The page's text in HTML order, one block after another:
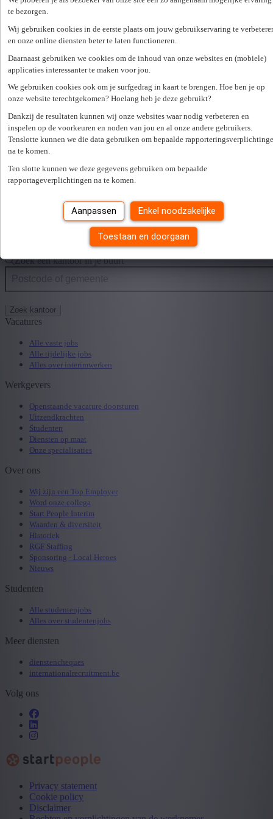
te bezorgen.
Wij gebruiken cookies in de eerste plaats om jouw gebruikservaring te
en onze online diensten beter te laten functioneren.
Daarnaast gebruiken we cookies om de inhoud van onze websites en (mobiele)
applicaties interessanter te maken voor jou.
We gebruiken cookies ook om je surfgedrag in kaart te brengen. Hoe ben je op
onze website terechtgekomen? Hoelang heb je deze gebruikt?
Dankzij de resultaten kunnen wij onze websites waar nodig verbeteren en
inspelen op de voorkeuren en noden van jou en al onze andere gebruikers.
Tenslotte kunnen we die data gebruiken om bepaalde
na te komen.
Ten slotte kunnen we deze gegevens gebruiken om bepaalde
rapportageverplichtingen na te komen.
Aanpassen Enkel noodzakelijke
Toestaan en doorgaan
Verkoper Verkoopster
Customer Service
Productiemedewerker
Logistiek Bediende
Monteur
Spontane sollicitatie
maken? Stuur vrijblijvend jouw gegevens door en we kijken samen
welke job het best bij je past.
Er is een fout opgetreden. Gelieve later opnieuw te proberen.
Zoek een kantoor in je buurt
Zoek kantoor
Vacatures
Alle vaste jobs
Alle tijdelijke jobs
Alles over interimwerken
Werkgevers
Openstaande vacature doorsturen
Uitzendkrachten
Studenten
Diensten op maat
Onze specialisaties
Over ons
Wij zijn een Top Employer
Word onze collega
Start People Interim
Waarden & diversiteit
Historiek
RGF Staffing
Sponsoring - Local Heroes
Nieuws
Studenten
Alle studentenjobs
Alles over studentenjobs
Meer diensten
dienstencheques
internationalrecruitment.be
Volg ons
Privacy statement
Cookie policy
Disclaimer